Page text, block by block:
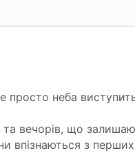
просто неба
вечорів, що
впізнаються з перших